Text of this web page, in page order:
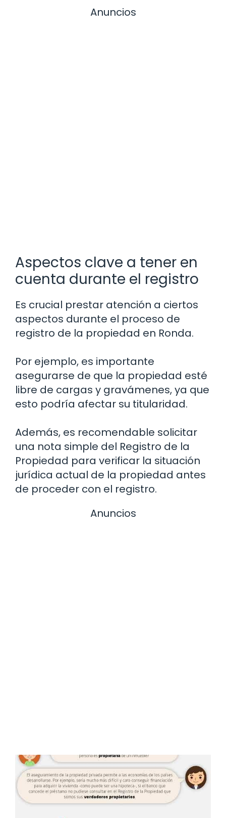
Anuncios
Aspectos clave a tener en
cuenta durante el registro
Es crucial prestar atención a ciertos
aspectos durante el proceso de
registro de la propiedad en Ronda.
Por ejemplo, es importante
asegurarse de que la propiedad esté
libre de cargas y gravámenes, ya que
esto podría afectar su titularidad.
Además, es recomendable solicitar
una nota simple del Registro de la
Propiedad para verificar la situación
jurídica actual de la propiedad antes
de proceder con el registro.
Anuncios